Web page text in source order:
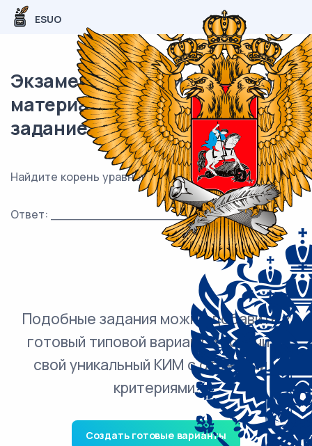
ESUO
Экзаменационный (типовой)
материал ЕГЭ / База / 17
задание (24) / 137
Найдите корень уравнения 9x − 2(− 5 + 7x) = − 8x − 5.
Ответ: ___________________________.
Подобные задания можно добавить в
готовый типовой вариант и получить
свой уникальный КИМ с ответами и
критериями.
Создать готовые варианты